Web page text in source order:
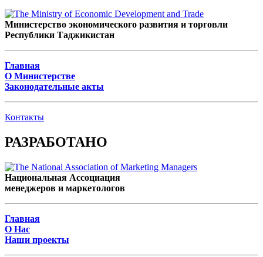
Министерство экономического развития и торговли
Республики Таджикистан
Главная
О Министерстве
Законодательные акты
Контакты
РАЗРАБОТАНО
Национальная Ассоциация
менеджеров и маркетологов
Главная
О Нас
Наши проекты